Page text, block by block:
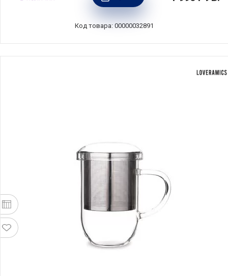
LQ0093
Код товара: 00000032891